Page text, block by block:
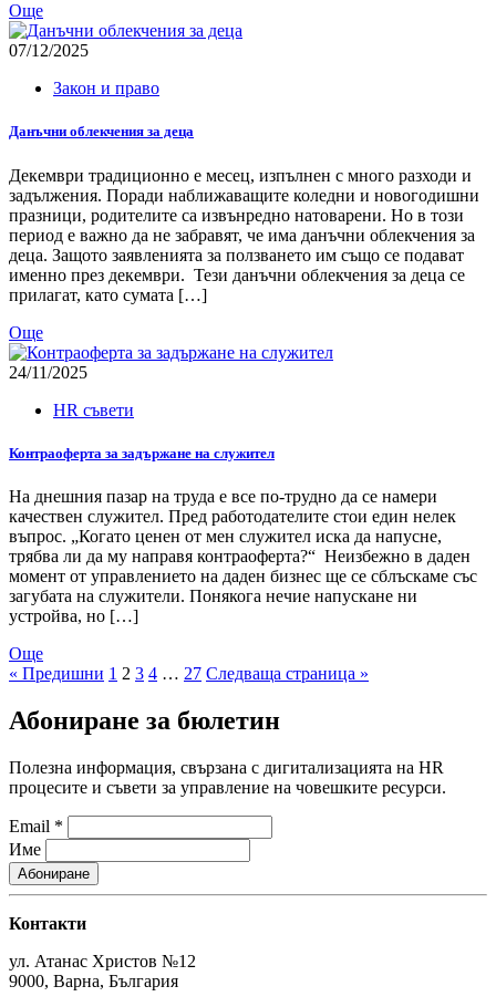
Още
07/12/2025
Закон и право
Данъчни облекчения за деца
Декември традиционно е месец, изпълнен с много разходи и
задължения. Поради наближаващите коледни и новогодишни
празници, родителите са извънредно натоварени. Но в този
период е важно да не забравят, че има данъчни облекчения за
деца. Защото заявленията за ползването им също се подават
именно през декември. Тези данъчни облекчения за деца се
прилагат, като сумата […]
Още
24/11/2025
HR съвети
Контраоферта за задържане на служител
На днешния пазар на труда е все по-трудно да се намери
качествен служител. Пред работодателите стои един нелек
въпрос. „Когато ценен от мен служител иска да напусне,
трябва ли да му направя контраоферта?“ Неизбежно в даден
момент от управлението на даден бизнес ще се сблъскаме със
загубата на служители. Понякога нечие напускане ни
устройва, но […]
Още
« Предишни 1 2 3 4 … 27 Следваща страница »
Абониране за бюлетин
Полезна информация, свързана с дигитализацията на HR
процесите и съвети за управление на човешките ресурси.
Email *
Име
Контакти
ул. Атанас Христов №12
9000, Варна, България